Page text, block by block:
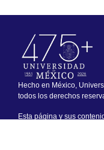
Hecho en México,
todos los derechos
Esta página y sus